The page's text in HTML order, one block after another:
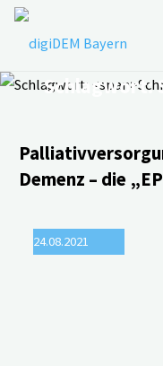
Zum
Inhalt
Schlagwort:
Demenz – die
24.08.2021